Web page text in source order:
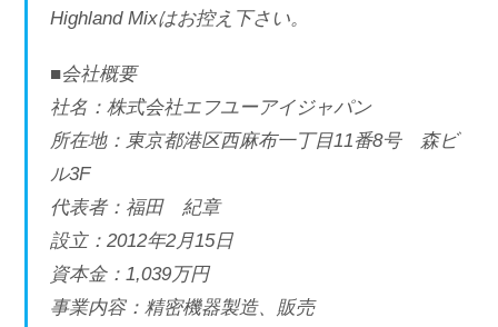
Highland Mixはお控え下さい。
■会社概要
社名：株式会社エフユーアイジャパン
所在地：東京都港区西麻布一丁目11番8号 森ビ
ル3F
代表者：福田 紀章
設立：2012年2月15日
資本金：1,039万円
事業内容：精密機器製造、販売